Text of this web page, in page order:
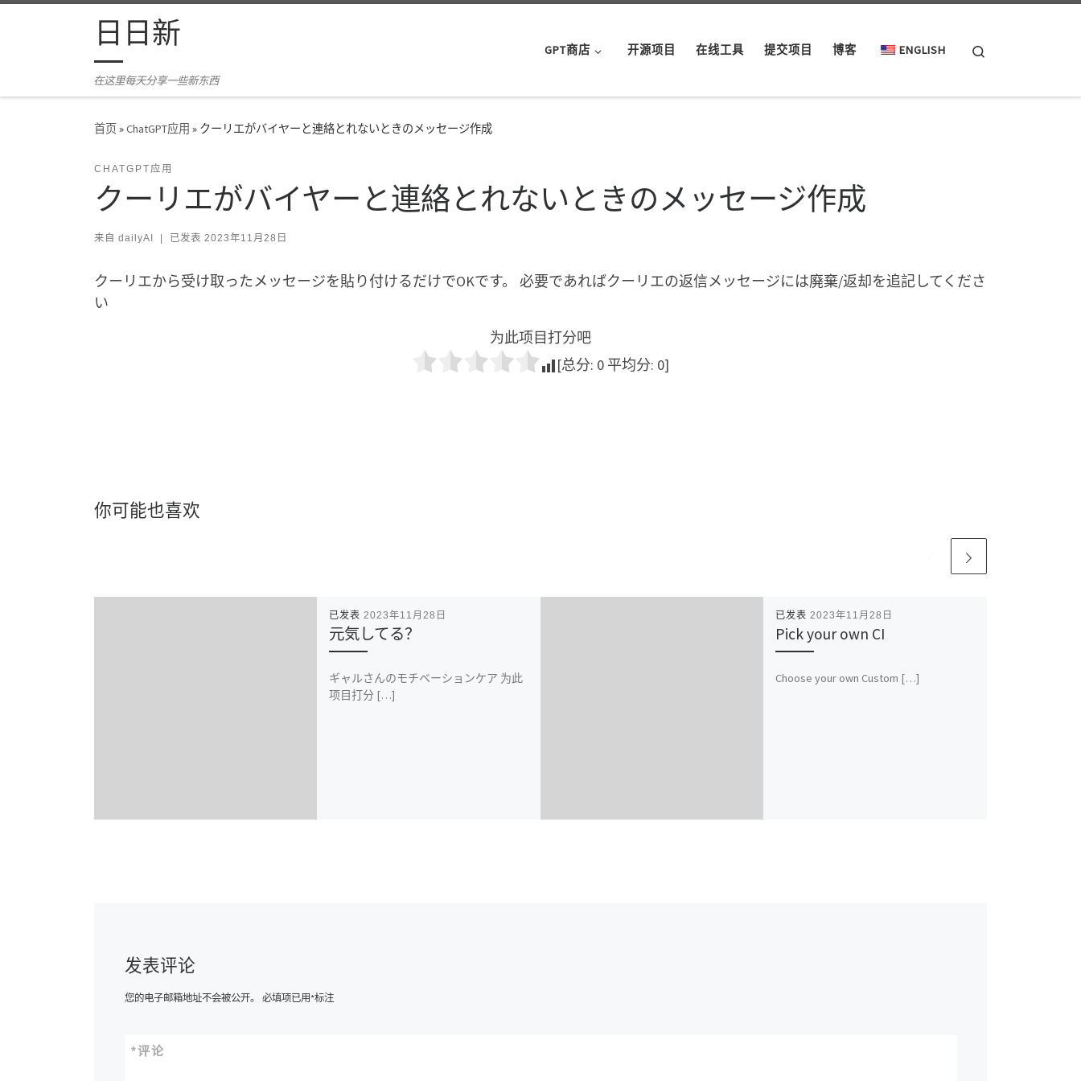
Skip to content日日新
在这里每天分享一些新东西
GPT商店 开源项目 在线工具 提交项目 博客 ENGLISH
首页»ChatGPT应用 » クーリエがバイヤーと連絡とれないときのメッセージ作成
CHATGPT应用
クーリエがバイヤーと連絡とれないときのメッセージ作成
来自 dailyAI 已发表 2023年11月28日
クーリエから受け取ったメッセージを貼り付けるだけでOKです。 必要であればクーリエの返信メッセージには廃棄/返却を追記してくださ
い
为此项目打分吧
[总分: 0 平均分: 0]
你可能也喜欢
已发表 2023年11月28日
元気してる？
ギャルさんのモチベーションケア 为此
项目打分 […]
已发表 2023年11月28日
Pick your own CI
Choose your own Custom […]
发表评论
您的电子邮箱地址不会被公开。 必填项已用*标注
评论
*